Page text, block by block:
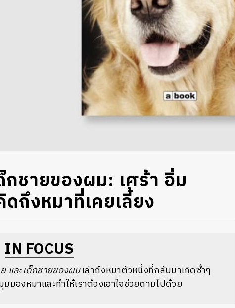
กชายของผม: เศร้า อิ่ม
ดถึงหมาที่เคยเลี้ยง
IN FOCUS
และเด็กชายของผมเล่าถึงหมาตัวหนึ่งที่กลับมาเกิดซ้ำๆ
มองหมาและทำให้เราต้องเอาใจช่วยตามไปด้วย